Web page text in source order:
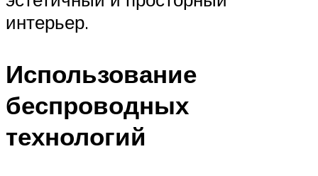
интерьер.
Использование
беспроводных
технологий